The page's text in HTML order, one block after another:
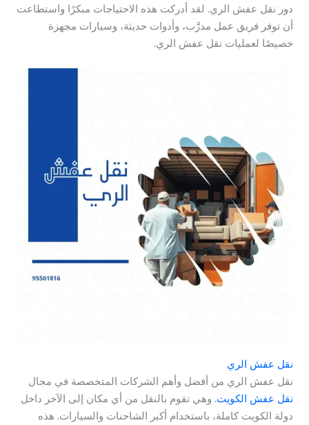
دور نقل عفش الري. لقد أدركت هذه الاحتياجات مبكرًا واستطاعت
أن توفر فريق عمل مدرَّب، وأدوات حديثة، وسيارات مجهزة
خصيصًا لعمليات نقل عفش الري.
نقل عفش الري
نقل عفش الري من أفضل وأهم الشركات المتخصصة في مجال
نقل عفش الكويت. وهي تقوم بالنقل من أي مكان إلى الآخر داخل
دولة الكويت كاملة، باستخدام أكبر الشاحنات والسيارات. هذه